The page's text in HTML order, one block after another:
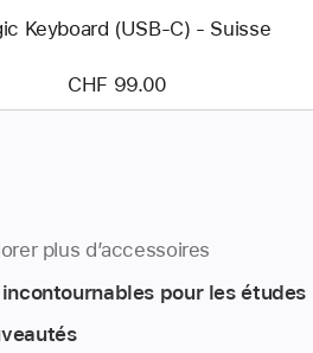
Keyboard (USB-C) - Suisse
CHF 99.00
plus d’accessoires
incontournables pour les études